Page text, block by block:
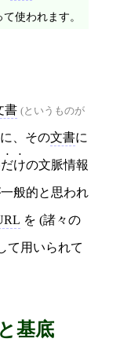
て使われます。
書 (というものが
、その文書に
だけの文脈情報
般的と思われ
を (諸々の
て用いられて
基底